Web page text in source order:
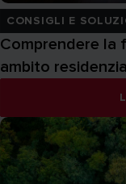
CONSIGLI E
Comprendere la
ambito